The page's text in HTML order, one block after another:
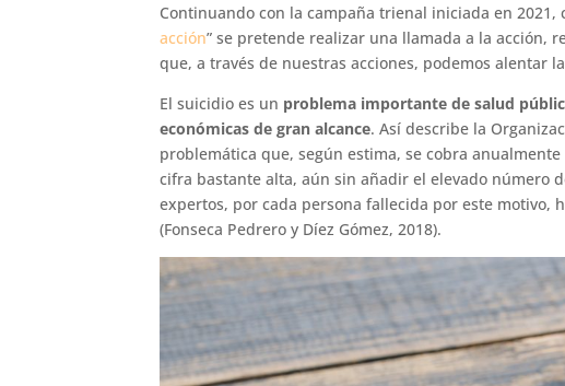
Continuando con la campaña trienal iniciada en 2021,
acción” se pretende realizar una llamada a la acción,
que, a través de nuestras acciones, podemos alentar
El suicidio es un problema importante de salud
económicas de gran alcance. Así describe la
problemática que, según estima, se cobra
cifra bastante alta, aún sin añadir el elevado número
expertos, por cada persona fallecida por este motivo,
(Fonseca Pedrero y Díez Gómez, 2018).